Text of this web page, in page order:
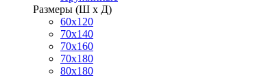
Размеры (Ш х Д)
60х120
70х140
70х160
70х180
80х180